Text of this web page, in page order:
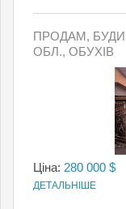
ПРОДАМ,
ОБЛ., ОБУХІВ
Ціна: 280 000 $
ДЕТАЛЬНІШЕ